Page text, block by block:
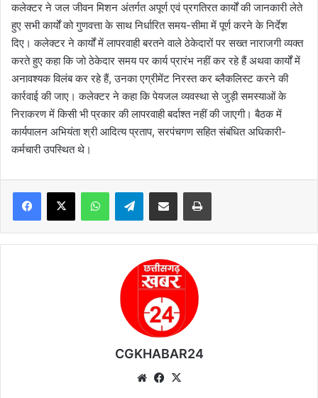
कलेक्टर ने जल जीवन मिशन अंतर्गत अपूर्ण एवं प्रगतिरत कार्यों की जानकारी लेते
हुए सभी कार्यों को गुणवत्ता के साथ निर्धारित समय-सीमा में पूर्ण करने के निर्देश
दिए। कलेक्टर ने कार्यों में लापरवाही बरतने वाले ठेकेदारों पर सख्त नाराजगी व्यक्त
करते हुए कहा कि जो ठेकेदार समय पर कार्य प्रारंभ नहीं कर रहे हैं अथवा कार्यों में
अनावश्यक विलंब कर रहे हैं, उनका एग्रीमेंट निरस्त कर ब्लैकलिस्ट करने की
कार्रवाई की जाए। कलेक्टर ने कहा कि पेयजल व्यवस्था से जुड़ी समस्याओं के
निराकरण में किसी भी प्रकार की लापरवाही बर्दाश्त नहीं की जाएगी। बैठक में
कार्यपालन अभियंता श्री आदित्य प्रताप, सरपंचगण सहित संबंधित अधिकारी-
कर्मचारी उपस्थित थे।
Telegram
CGKHABAR24
We Fa